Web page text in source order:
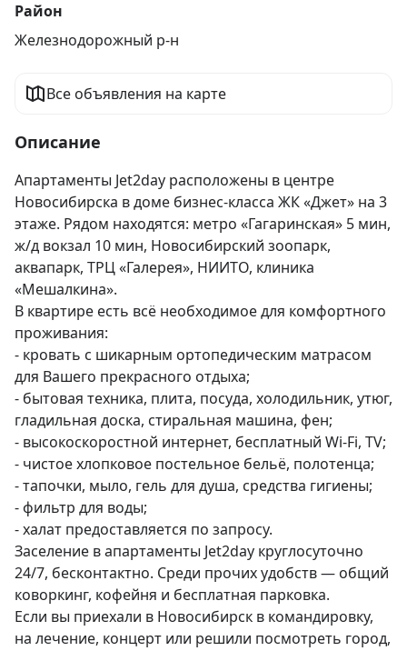
Район
Железнодорожный р-н
Все объявления на карте
Описание
Апартаменты Jet2day расположены в центре
Новосибирска в доме бизнес-класса ЖК «Джет» на 3
этаже. Рядом находятся: метро «Гагаринская» 5 мин,
ж/д вокзал 10 мин, Новосибирский зоопарк,
аквапарк, ТРЦ «Галерея», НИИТО, клиника
«Мешалкина».
В квартире есть всё необходимое для комфортного
проживания:
- кровать с шикарным ортопедическим матрасом
для Вашего прекрасного отдыха;
- бытовая техника, плита, посуда, холодильник, утюг,
гладильная доска, стиральная машина, фен;
- высокоскоростной интернет, бесплатный Wi-Fi, TV;
- чистое хлопковое постельное бельё, полотенца;
- тапочки, мыло, гель для душа, средства гигиены;
- фильтр для воды;
- халат предоставляется по запросу.
Заселение в апартаменты Jet2day круглосуточно
24/7, бесконтактно. Среди прочих удобств — общий
коворкинг, кофейня и бесплатная парковка.
Если вы приехали в Новосибирск в командировку,
на лечение, концерт или решили посмотреть город,